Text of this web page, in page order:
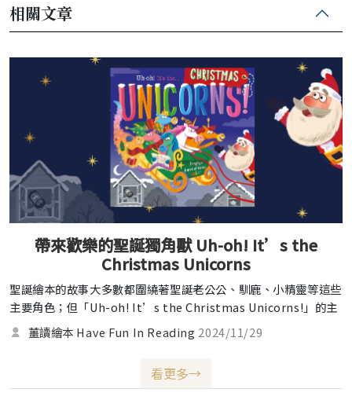
相關文章
帶來歡樂的聖誕獨角獸 Uh-oh! It’s the
Christmas Unicorns
聖誕繪本的故事大多數都圍繞著聖誕老公公、馴鹿、小精靈等這些
主要角色；但「Uh-oh! It’s the Christmas Unicorns!」的主
角是一群可愛又搞笑的獨角獸們！嫩薑很喜歡這個故事，尤其是插
圖色彩上的對比，非常吸引他！
薑讀繪本 Have Fun In Reading 2024/11/29
看更多→